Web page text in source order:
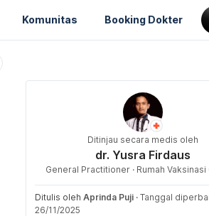
Komunitas Booking Dokter
Ditinjau secara medis oleh
dr. Yusra Firdaus
General Practitioner · Rumah
Ditulis oleh Aprinda Puji · Tanggal
26/11/2025